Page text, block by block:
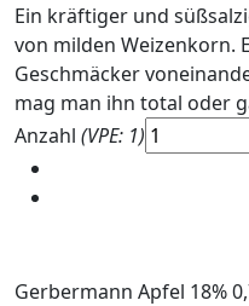
Ein kräftiger und
von milden Weizenkorn.
Geschmäcker
mag man ihn total oder
Anzahl (VPE: 1)
Gerbermann Apfel 18%